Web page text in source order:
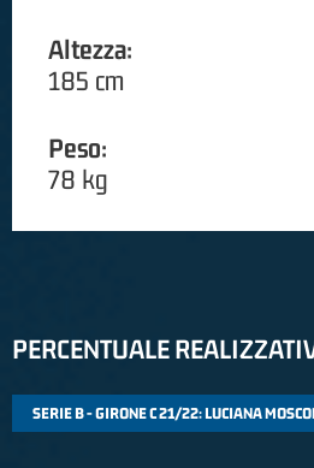
Altezza:
185 cm
Peso:
78 kg
PERCENTUALE